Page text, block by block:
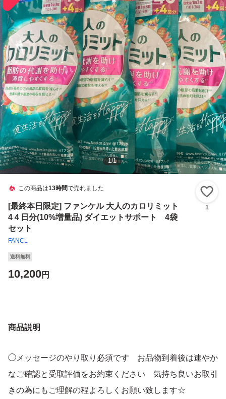
1/1
この商品は13時間で売れました
[最終本日限定] ファンケル 大人のカロリミット
4４日分(10%増量品) ダイエットサポート 4袋
セット
FANCL
1
送料無料
10,200円
商品説明
◯メッセージのやり取り必須です お品物到着後は速やか
なご確認と受取評価をお約束ください 気持ち良いお取引
きの為にもご理解の程よろしくお願い致します☆